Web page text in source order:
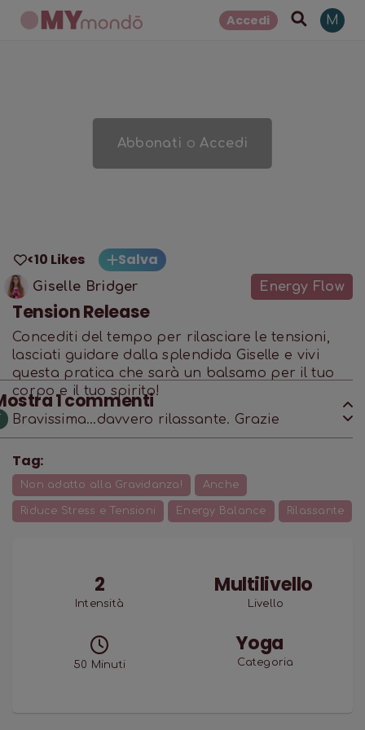
Accedi M
Abbonati oAccedi
<10 Likes Salva
Giselle Bridger Energy Flow
Tension Release
Concediti del tempo per rilasciare le tensioni,
lasciati guidare dalla splendida Giselle e vivi
questa pratica che sarà un balsamo per il tuo
corpo e il tuo spirito!
1commenti
Bravissima…davvero rilassante. Grazie
Tag:
Non adatto alla Gravidanza! Anche
Riduce Stress e Tensioni Energy Balance Rilassante
2
Intensità
Multilivello
Livello
50 Minuti
Yoga
Categoria